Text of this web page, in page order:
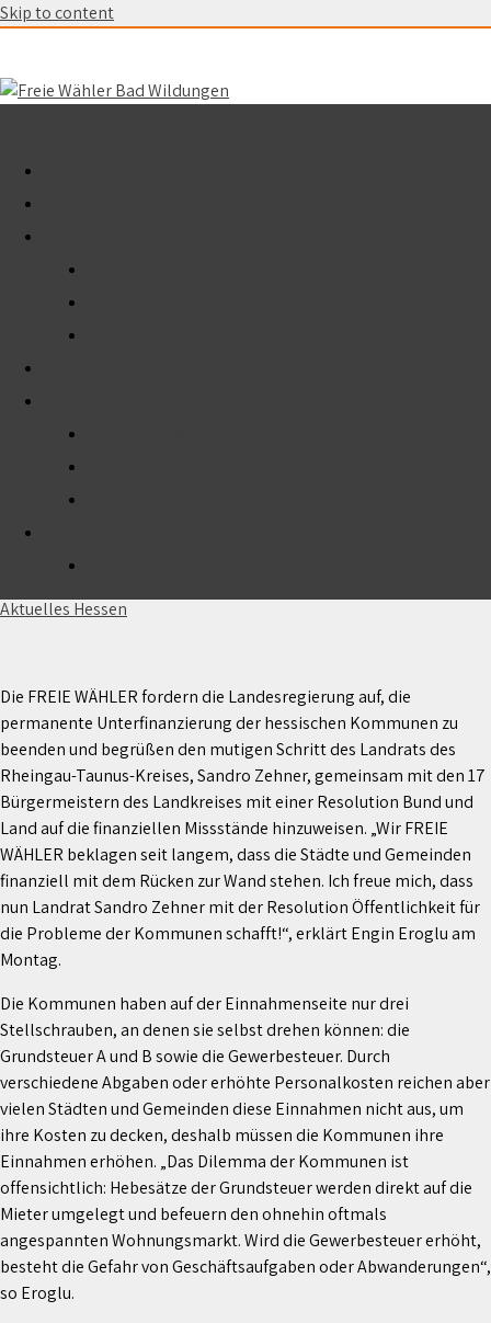
Skip to content
Unterfinanzierung der Kommunen beenden!
Aktuelles Hessen
Die FREIE WÄHLER fordern die Landesregierung auf, die
permanente Unterfinanzierung der hessischen Kommunen zu
beenden und begrüßen den mutigen Schritt des Landrats des
Rheingau-Taunus-Kreises, Sandro Zehner, gemeinsam mit den 17
Bürgermeistern des Landkreises mit einer Resolution Bund und
Land auf die finanziellen Missstände hinzuweisen. „Wir FREIE
WÄHLER beklagen seit langem, dass die Städte und Gemeinden
finanziell mit dem Rücken zur Wand stehen. Ich freue mich, dass
nun Landrat Sandro Zehner mit der Resolution Öffentlichkeit für
die Probleme der Kommunen schafft!“, erklärt Engin Eroglu am
Montag.
Die Kommunen haben auf der Einnahmenseite nur drei
Stellschrauben, an denen sie selbst drehen können: die
Grundsteuer A und B sowie die Gewerbesteuer. Durch
verschiedene Abgaben oder erhöhte Personalkosten reichen aber
vielen Städten und Gemeinden diese Einnahmen nicht aus, um
ihre Kosten zu decken, deshalb müssen die Kommunen ihre
Einnahmen erhöhen. „Das Dilemma der Kommunen ist
offensichtlich: Hebesätze der Grundsteuer werden direkt auf die
Mieter umgelegt und befeuern den ohnehin oftmals
angespannten Wohnungsmarkt. Wird die Gewerbesteuer erhöht,
besteht die Gefahr von Geschäftsaufgaben oder Abwanderungen“,
so Eroglu.